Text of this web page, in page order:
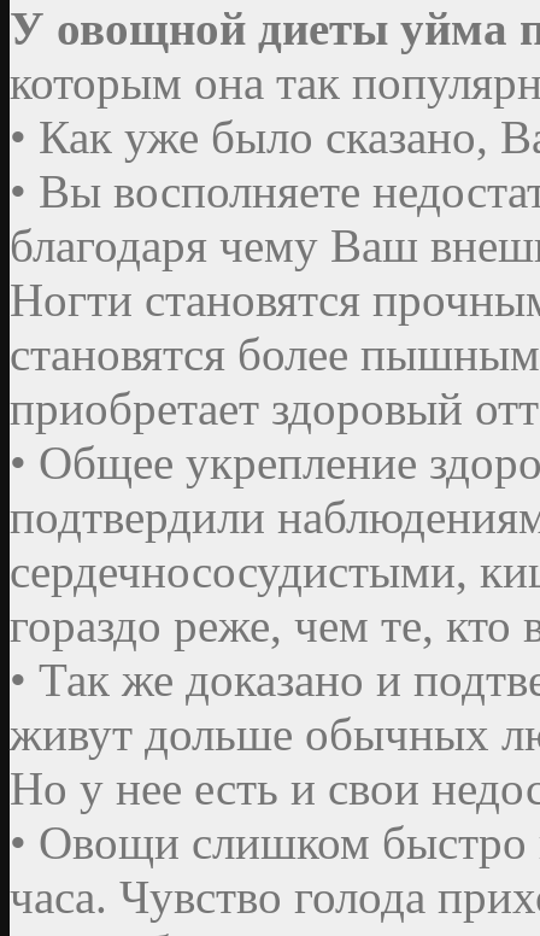
У овощной диеты уйма
которым она так
• Как уже было сказано,
• Вы восполняете
благодаря чему Ваш
Ногти становятся
становятся более
приобретает здоровый
• Общее укрепление
подтвердили
сердечнососудистыми,
гораздо реже, чем те,
• Так же доказано и
живут дольше обычных
Но у нее есть и свои
• Овощи слишком быстро
часа. Чувство голода